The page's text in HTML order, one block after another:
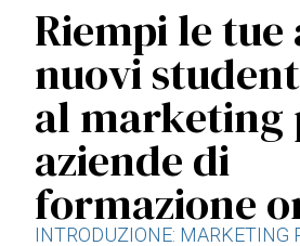
Riempi le tue
nuovi
al marketing
aziende di
formazione
INTRODUZIONE: MARKETING